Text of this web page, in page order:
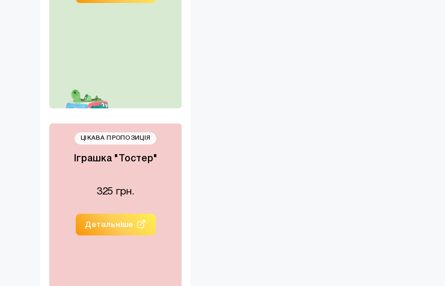
ЦІКАВА ПРОПОЗИЦІЯ
Іграшка "Тостер"
325 грн.
Детальніше